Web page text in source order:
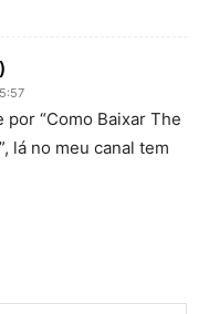
por “Como Baixar The
lá no meu canal tem